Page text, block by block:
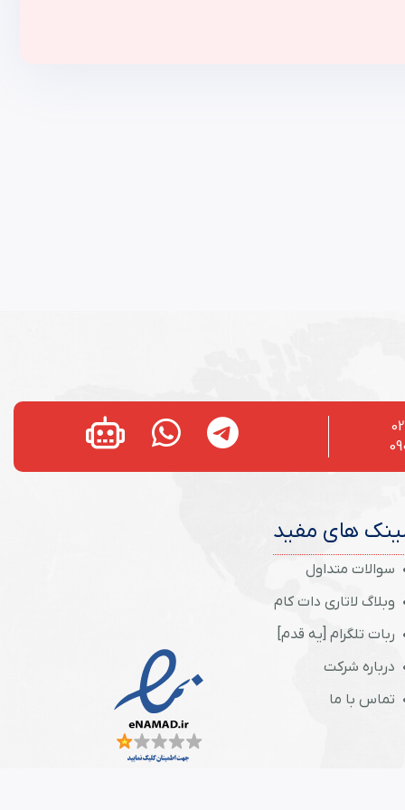
های مفید
سوالات متداول
وبلاگ لاتاری دات کام
ربات تلگرام [یه قدم]
درباره شرکت
تماس با ما